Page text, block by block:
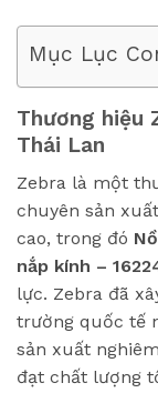
Mục Lục
Thương hiệu
Thái Lan
Zebra là một
chuyên sản
cao, trong đó
nắp kính –
lực. Zebra đã
trường quốc tế
sản xuất
đạt chất lượng